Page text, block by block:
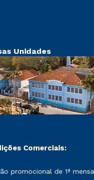
Unidades
Comerciais:
de rematrícula
promocional de 1ª